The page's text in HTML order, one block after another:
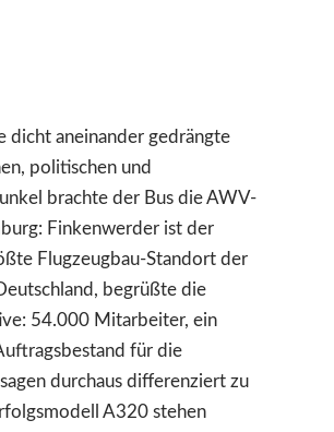
dicht aneinander gedrängte
politischen und
brachte der Bus die AWV-
Finkenwerder ist der
Flugzeugbau-Standort der
begrüßte die
54.000 Mitarbeiter, ein
für die
durchaus differenziert zu
A320 stehen